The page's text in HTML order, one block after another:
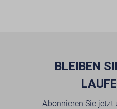
BLEIBEN
Abonnieren Sie jetzt